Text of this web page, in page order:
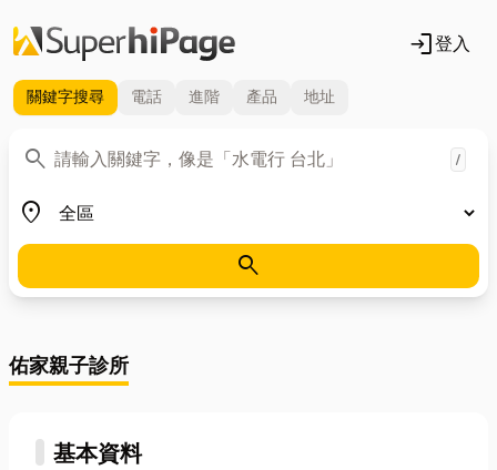
login登入
關鍵字搜尋 電話 進階 產品 地址
search
關鍵字 /
place
地區
search
佑家親子診所
基本資料